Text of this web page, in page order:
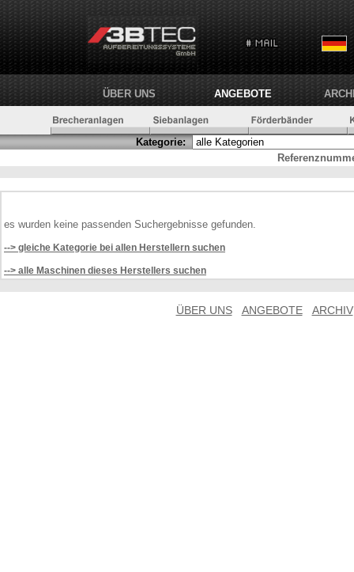
ÜBER UNS ANGEBOTE
Kategorie:
es wurden keine passenden Suchergebnisse gefunden.
--> gleiche Kategorie bei allen Herstellern suchen
--> alle Maschinen dieses Herstellers suchen
ÜBER UNS ANGEBOTE ARCHIV